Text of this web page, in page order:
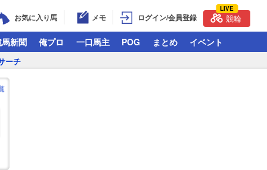
お気に入り馬 メモ ログイン/会員登録
LIVE
競輪
新聞 俺プロ 一口馬主 POG まとめ イベント
ーチ